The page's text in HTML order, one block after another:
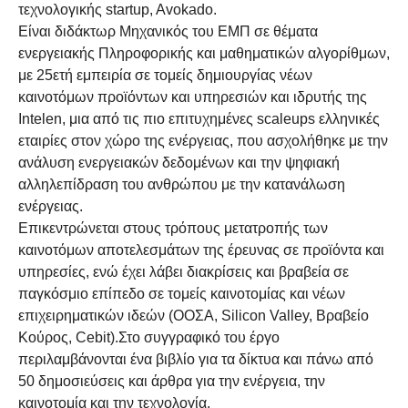
τεχνολογικής startup, Avokado.
Είναι διδάκτωρ Μηχανικός του ΕΜΠ σε θέματα
ενεργειακής Πληροφορικής και μαθηματικών αλγορίθμων,
με 25ετή εμπειρία σε τομείς δημιουργίας νέων
καινοτόμων προϊόντων και υπηρεσιών και ιδρυτής της
Intelen, μια από τις πιο επιτυχημένες scaleups ελληνικές
εταιρίες στον χώρο της ενέργειας, που ασχολήθηκε με την
ανάλυση ενεργειακών δεδομένων και την ψηφιακή
αλληλεπίδραση του ανθρώπου με την κατανάλωση
ενέργειας.
Επικεντρώνεται στους τρόπους μετατροπής των
καινοτόμων αποτελεσμάτων της έρευνας σε προϊόντα και
υπηρεσίες, ενώ έχει λάβει διακρίσεις και βραβεία σε
παγκόσμιο επίπεδο σε τομείς καινοτομίας και νέων
επιχειρηματικών ιδεών (ΟΟΣΑ, Silicon Valley, Βραβείο
Κούρος, Cebit).Στο συγγραφικό του έργο
περιλαμβάνονται ένα βιβλίο για τα δίκτυα και πάνω από
50 δημοσιεύσεις και άρθρα για την ενέργεια, την
καινοτομία και την τεχνολογία.